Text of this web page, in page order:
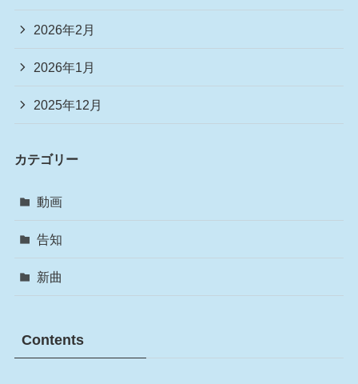
2026年2月
2026年1月
2025年12月
カテゴリー
動画
告知
新曲
Contents